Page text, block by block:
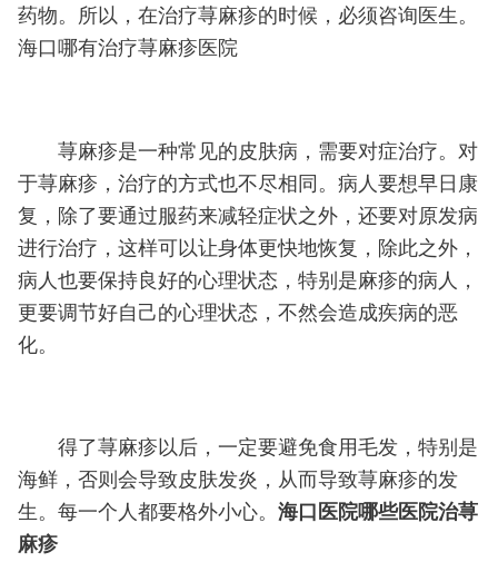
药物。所以，在治疗荨麻疹的时候，必须咨询医生。
海口哪有治疗荨麻疹医院
荨麻疹是一种常见的皮肤病，需要对症治疗。对
于荨麻疹，治疗的方式也不尽相同。病人要想早日康
复，除了要通过服药来减轻症状之外，还要对原发病
进行治疗，这样可以让身体更快地恢复，除此之外，
病人也要保持良好的心理状态，特别是麻疹的病人，
更要调节好自己的心理状态，不然会造成疾病的恶
化。
得了荨麻疹以后，一定要避免食用毛发，特别是
海鲜，否则会导致皮肤发炎，从而导致荨麻疹的发
生。每一个人都要格外小心。 海口医院哪些医院治荨
麻疹